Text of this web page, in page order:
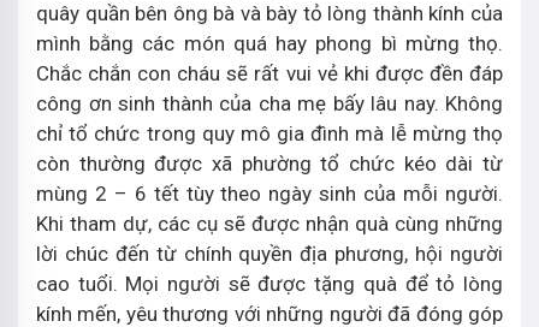
quây quần bên ông bà và bày tỏ lòng thành kính của
mình bằng các món quá hay phong bì mừng thọ.
Chắc chắn con cháu sẽ rất vui vẻ khi được đền đáp
công ơn sinh thành của cha mẹ bấy lâu nay. Không
chỉ tổ chức trong quy mô gia đình mà lễ mừng thọ
còn thường được xã phường tổ chức kéo dài từ
mùng 2 – 6 tết tùy theo ngày sinh của mỗi người.
Khi tham dự, các cụ sẽ được nhận quà cùng những
lời chúc đến từ chính quyền địa phương, hội người
cao tuổi. Mọi người sẽ được tặng quà để tỏ lòng
kính mến, yêu thương với những người đã đóng góp